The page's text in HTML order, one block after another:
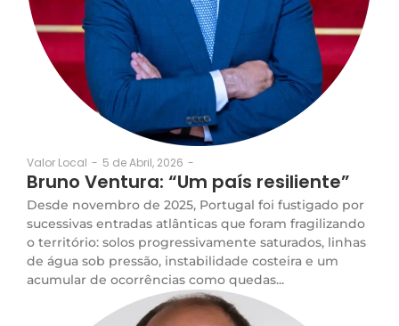
Valor Local - 5 de Abril, 2026 -
Bruno Ventura: “Um país resiliente”
Desde novembro de 2025, Portugal foi fustigado por
sucessivas entradas atlânticas que foram fragilizando
o território: solos progressivamente saturados, linhas
de água sob pressão, instabilidade costeira e um
acumular de ocorrências como quedas...